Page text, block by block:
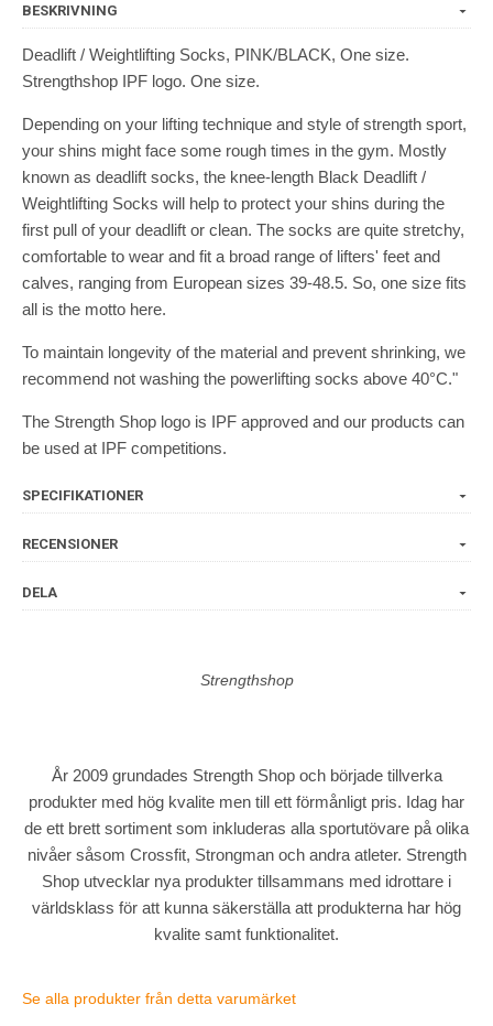
BESKRIVNING
Deadlift / Weightlifting Socks, PINK/BLACK, One size.
Strengthshop IPF logo. One size.
Depending on your lifting technique and style of strength sport,
your shins might face some rough times in the gym. Mostly
known as deadlift socks, the knee-length Black Deadlift /
Weightlifting Socks will help to protect your shins during the
first pull of your deadlift or clean. The socks are quite stretchy,
comfortable to wear and fit a broad range of lifters' feet and
calves, ranging from European sizes 39-48.5. So, one size fits
all is the motto here.
To maintain longevity of the material and prevent shrinking, we
recommend not washing the powerlifting socks above 40°C."
The Strength Shop logo is IPF approved and our products can
be used at IPF competitions.
SPECIFIKATIONER
RECENSIONER
DELA
Strengthshop
År 2009 grundades Strength Shop och började tillverka
produkter med hög kvalite men till ett förmånligt pris. Idag har
de ett brett sortiment som inkluderas alla sportutövare på olika
nivåer såsom Crossfit, Strongman och andra atleter. Strength
Shop utvecklar nya produkter tillsammans med idrottare i
världsklass för att kunna säkerställa att produkterna har hög
kvalite samt funktionalitet.
Se alla produkter från detta varumärket